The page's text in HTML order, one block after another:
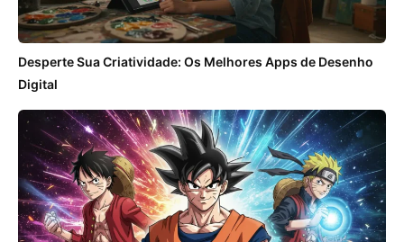
Desperte Sua Criatividade: Os Melhores Apps de Desenho
Digital